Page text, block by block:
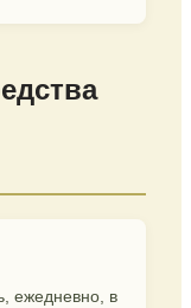
ежедневно, в